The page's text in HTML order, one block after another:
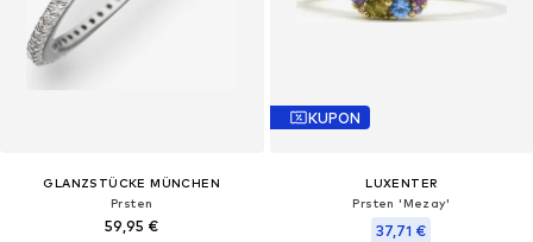
GLANZSTÜCKE MÜNCHEN
Prsten
59,95 €
KUPON
LUXENTER
Prsten 'Mezay'
37,71 €